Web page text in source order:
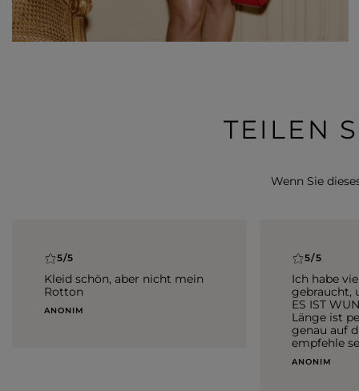
TEILEN
Wenn Sie
5/5
Kleid schön, aber nicht mein
Rotton
ANONIM
5/5
Ich habe
gebraucht,
ES IST
Länge ist
genau auf
empfehle
ANONIM